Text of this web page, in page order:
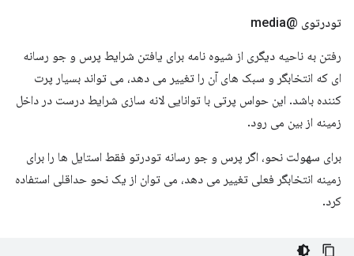
تودرتوی @media
رفتن به ناحیه دیگری از شیوه نامه برای یافتن شرایط پرس و جو رسانه
ای که انتخابگر و سبک های آن را تغییر می دهد، می تواند بسیار پرت
کننده باشد. این حواس پرتی با توانایی لانه سازی شرایط درست در داخل
زمینه از بین می رود.
برای سهولت نحو، اگر پرس و جو رسانه تودرتو فقط استایل ها را برای
زمینه انتخابگر فعلی تغییر می دهد، می توان از یک نحو حداقلی استفاده
کرد.